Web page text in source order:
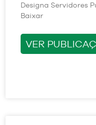
Designa Servidores
Baixar
VER